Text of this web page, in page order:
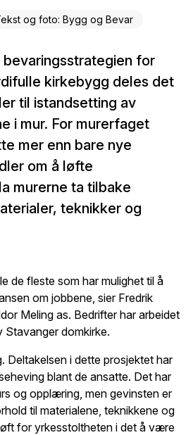
og foto: Bygg og Bevar
for
kirkebygg deles det
til istandsetting av
i mur. For murerfaget
mer enn bare nye
om å løfte
murerne ta tilbake
teknikker og
de fleste som har mulighet til å
om jobbene, sier Fredrik
Meling as. Bedrifter har arbeidet
Stavanger domkirke.
Deltakelsen i dette prosjektet har
blant de ansatte. Det har
og opplæring, men gevinsten er
til materialene, teknikkene og
for yrkesstoltheten i det å være